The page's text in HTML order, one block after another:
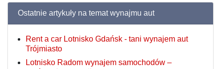
Ostatnie artykuły na temat wynajmu aut
Rent a car Lotnisko Gdańsk - tani wynajem aut
Trójmiasto
Lotnisko Radom wynajem samochodów –